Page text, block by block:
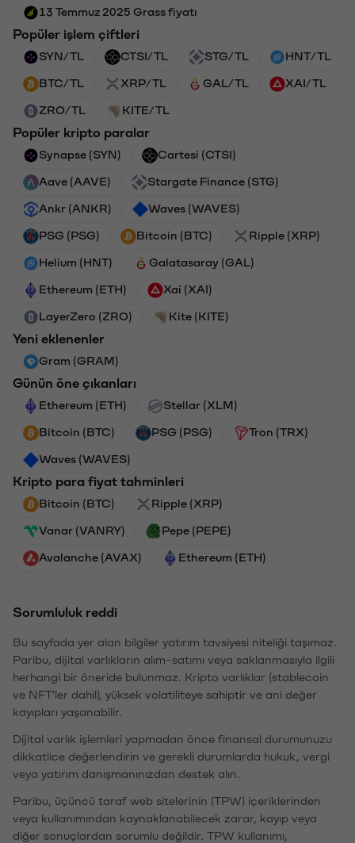
13 Temmuz 2025 Grass fiyatı
Popüler işlem çiftleri
SYN/TL CTSI/TL STG/TL HNT/TL
BTC/TL XRP/TL GAL/TL XAI/TL
ZRO/TL KITE/TL
Popüler kripto paralar
Synapse (SYN) Cartesi (CTSI)
Aave (AAVE) Stargate Finance (STG)
Ankr (ANKR) Waves (WAVES)
PSG (PSG) Bitcoin (BTC) Ripple (XRP)
Helium (HNT) Galatasaray (GAL)
Ethereum (ETH) Xai (XAI)
LayerZero (ZRO) Kite (KITE)
Yeni eklenenler
Gram (GRAM)
Günün öne çıkanları
Ethereum (ETH) Stellar (XLM)
Bitcoin (BTC) PSG (PSG) Tron (TRX)
Waves (WAVES)
Kripto para fiyat tahminleri
Bitcoin (BTC) Ripple (XRP)
Vanar (VANRY) Pepe (PEPE)
Avalanche (AVAX) Ethereum (ETH)
Sorumluluk reddi
Bu sayfada yer alan bilgiler yatırım tavsiyesi niteliği taşımaz.
Paribu, dijital varlıkların alım-satımı veya saklanmasıyla ilgili
herhangi bir öneride bulunmaz. Kripto varlıklar (stablecoin
ve NFT'ler dahil), yüksek volatiliteye sahiptir ve ani değer
kayıpları yaşanabilir.
Dijital varlık işlemleri yapmadan önce finansal durumunuzu
dikkatlice değerlendirin ve gerekli durumlarda hukuk, vergi
veya yatırım danışmanınızdan destek alın.
Paribu, üçüncü taraf web sitelerinin (TPW) içeriklerinden
veya kullanımından kaynaklanabilecek zarar, kayıp veya
diğer sonuçlardan sorumlu değildir. TPW kullanımı,